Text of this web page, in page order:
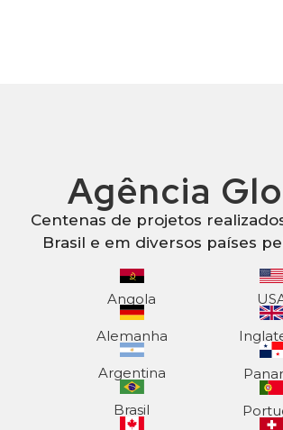
Agência
Centenas de projetos
Brasil e em diversos países
Angola
Alemanha
Argentina
Brasil